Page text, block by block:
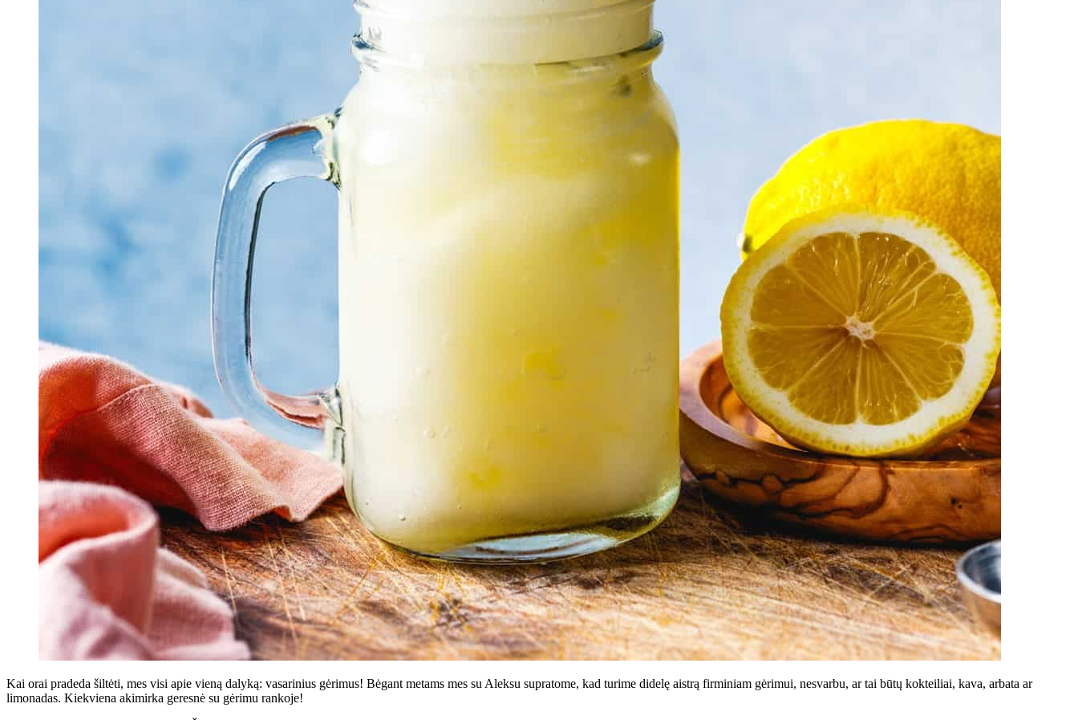
Kai orai pradeda šiltėti, mes visi apie vieną dalyką: vasarinius gėrimus! Bėgant metams mes su Aleksu supratome, kad turime didelę aistrą firminiam gėrimui, nesvarbu, ar tai būtų kokteiliai, kava, arbata ar
limonadas. Kiekviena akimirka geresnė su gėrimu rankoje!